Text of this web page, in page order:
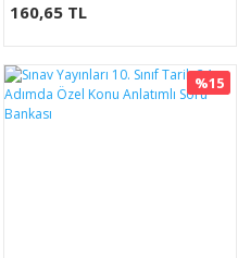
160,65 TL
%15